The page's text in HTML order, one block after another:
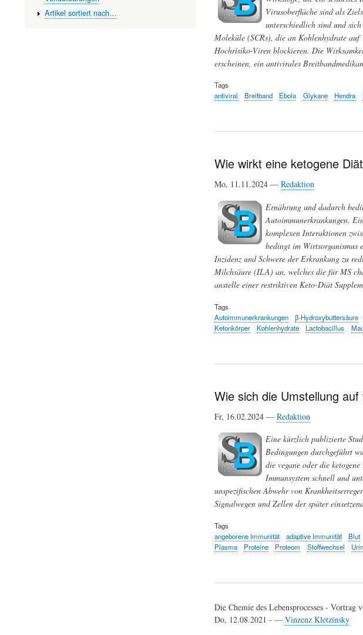
Virusoberfläche sind als
unterschiedlich sind und
Moleküle (SCRs), die an Kohlenhydrate
Hochrisiko-Viren blockieren. Die
erscheinen, ein antivirales
Tags
antiviral
Breitband Ebola Glykane Hendra
Wie wirkt eine ketogene
Mo, 11.11.2024 — Redaktion
Ernährung und dadurch
Autoimmunerkrankungen.
komplexen Interaktionen
bedingt im Wirtsorganismus
Inzidenz und Schwere der Erkrankung zu
Milchsäure (ILA) an, welches die für MS
anstelle einer restriktiven Keto-Diät
Tags
Autoimmunerkrankungen
β-Hydroxybuttersäure
Ketonkörper
Kohlenhydrate Lactobacillus
Wie sich die Umstellung
Fr, 16.02.2024 — Redaktion
Eine kürzlich publizierte
Bedingungen durchgeführt
die vegane oder die
Immunsystem schnell und
unspezifischen Abwehr von
Signalwegen und Zellen der später
Tags
angeborene Immunität
adaptive Immunität Blut
Plasma
Proteine Proteom Stoffwechsel Urin
Die Chemie des Lebensprocesses -
Do, 12.08.2021 - — Vinzenz Kletzinsky
Artikel sortiert nach…